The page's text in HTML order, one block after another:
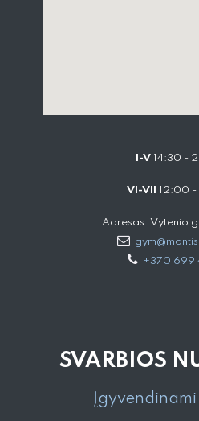
I-V14:30 -
VI-VII 12:00
Adresas: Vytenio
+370 699
SVARBIOS